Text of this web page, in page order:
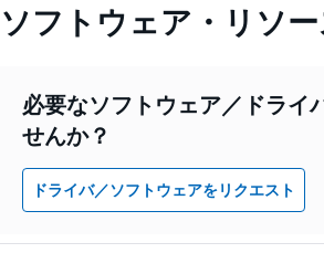
ソフトウェア・リソー
必要なソフトウェア／ドライ
せんか？
ドライバ／ソフトウェアをリクエスト